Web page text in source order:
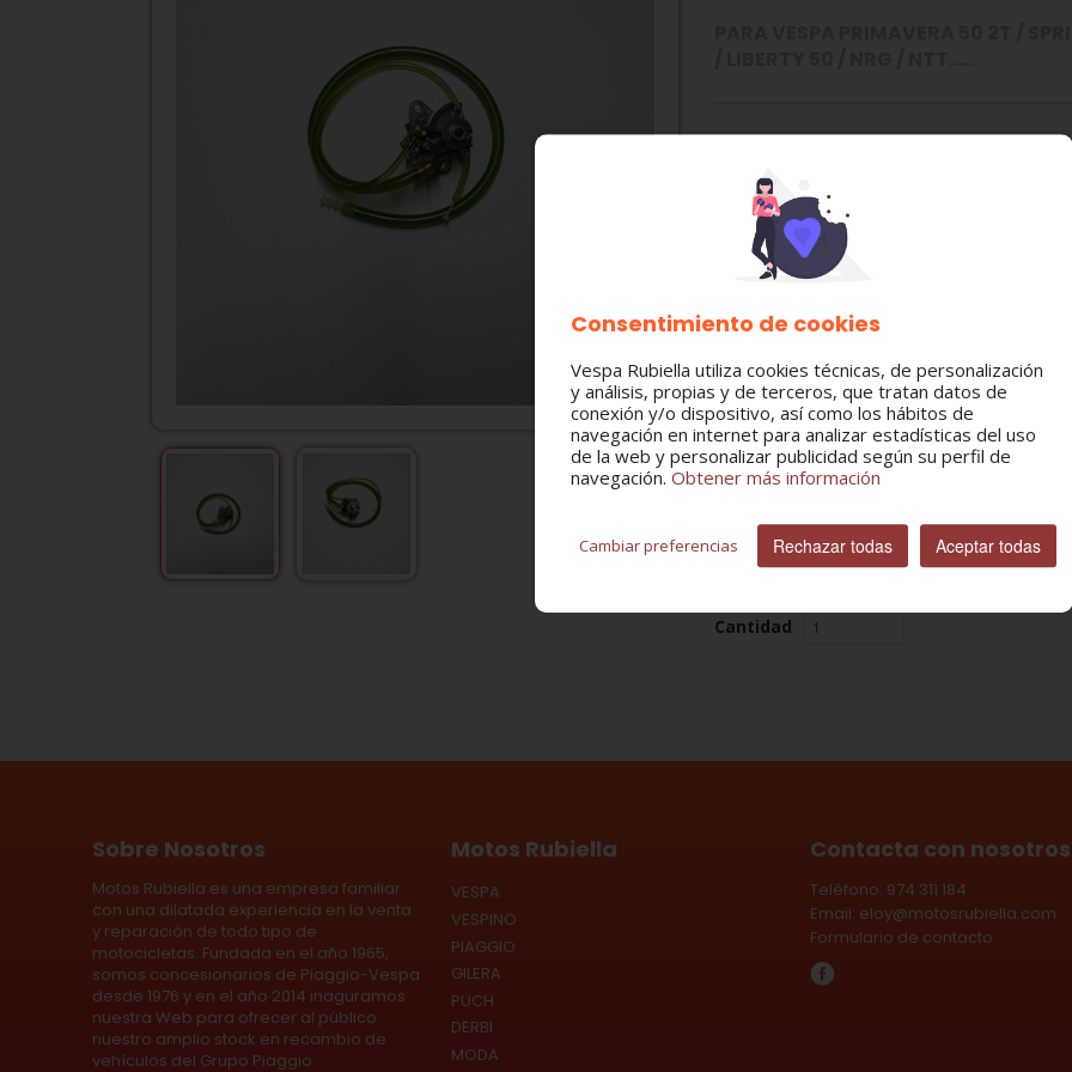
APRILIA SCOOTER
ET2-ET4
LX-LT
PRIMAVERA-S-SPRINT
PIAGGIO FREE
PIAGGIO TYPHOON
PIAGGIO LIBERTY
PIAGGIO NRG - MC2 - MC3 - EXTREME
PIAGGIO ZIP
GILERA RUNNER
GILERA DNA
DERBI SCOOTER 50
Bomba-filtro aceite
Cantidad
Sobre Nosotros
Motos Rubiella es una empresa familiar
con una dilatada experiencia en la venta
y reparación de todo tipo de
motocicletas. Fundada en el año 1965,
somos concesionarios de Piaggio-Vespa
desde 1976 y en el año 2014 inaguramos
nuestra Web para ofrecer al público
nuestro amplio stock en recambio de
vehículos del Grupo Piaggio.
Motos Rubiella
VESPA
VESPINO
PIAGGIO
GILERA
PUCH
DERBI
MODA
Contacta con nosotros
Teléfono: 974 311 184
Email: eloy@motosrubiella.com
Formulario de contacto
Consentimiento de cookies
Vespa Rubiella utiliza cookies técnicas, de personalización
y análisis, propias y de terceros, que tratan datos de
conexión y/o dispositivo, así como los hábitos de
navegación en internet para analizar estadísticas del uso
de la web y personalizar publicidad según su perfil de
navegación. Obtener más información
Cambiar preferencias Rechazar todas Aceptar todas